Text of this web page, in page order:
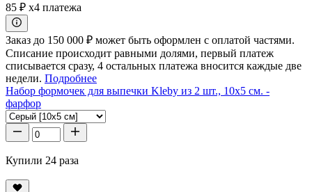
85 ₽ x4 платежа
Заказ до 150 000 ₽ может быть оформлен с оплатой частями.
Списание происходит равными долями, первый платеж
списывается сразу, 4 остальных платежа вносится каждые две
недели. Подробнее
Набор формочек для выпечки Kleby из 2 шт., 10x5 см. -
фарфор
Купили 24 раза